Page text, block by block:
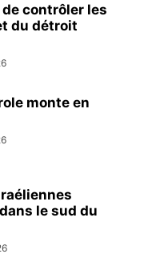
de contrôler les
du détroit
monte en
le sud du